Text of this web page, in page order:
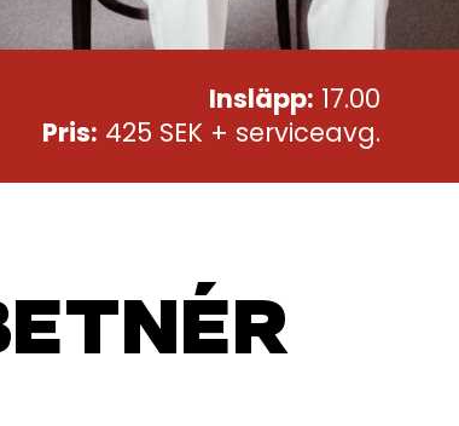
Insläpp: 17.00
Pris: 425 SEK + serviceavg.